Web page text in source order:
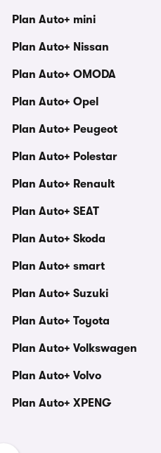
Plan Auto+ mini
Plan Auto+ Nissan
Plan Auto+ OMODA
Plan Auto+ Opel
Plan Auto+ Peugeot
Plan Auto+ Polestar
Plan Auto+ Renault
Plan Auto+ SEAT
Plan Auto+ Skoda
Plan Auto+ smart
Plan Auto+ Suzuki
Plan Auto+ Toyota
Plan Auto+ Volkswagen
Plan Auto+ Volvo
Plan Auto+ XPENG